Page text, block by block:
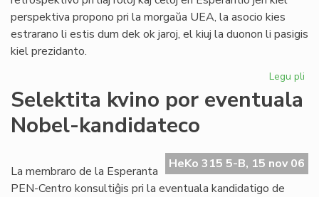
perspektiva propono pri la morgaŭa UEA, la asocio kies
estrarano li estis dum dek ok jaroj, el kiuj la duonon li pasigis
kiel prezidanto.
Legu pli
sia
Selektita kvino por eventuala
Nobel-kandidateco
HeKo 315 5-B, 15 nov 06
La membraro de la Esperanta
PEN-Centro konsultiĝis pri la eventuala kandidatigo de